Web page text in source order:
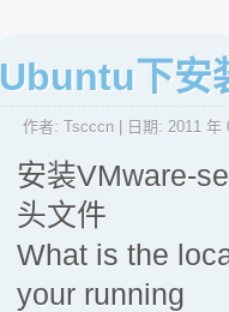
Ubuntu下安
作者: Tscccn | 日期: 2011 年
安装VMware-
头文件
What is the
your running